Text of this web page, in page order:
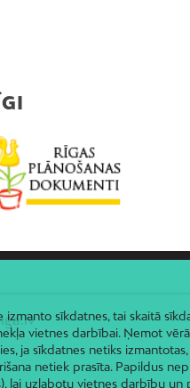
izmanto sīkdatnes, tai skaitā
vietnes darbībai. Ņemot
ja sīkdatnes netiks
netiek prasīta. Papildus
lai uzlabotu vietnes darbību un